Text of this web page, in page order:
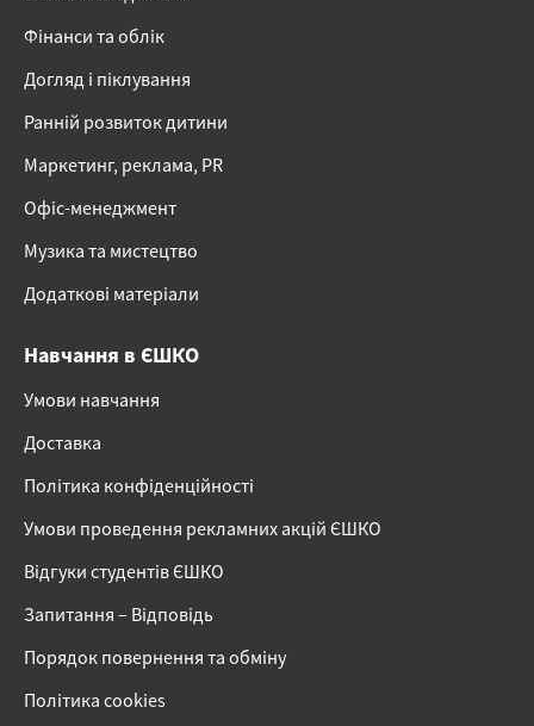
Фінанси та облік
Догляд і піклування
Ранній розвиток дитини
Маркетинг, реклама, PR
Офіс-менеджмент
Музика та мистецтво
Додаткові матеріали
Навчання в ЄШКО
Умови навчання
Доставка
Політика конфіденційності
Умови проведення рекламних акцій ЄШКО
Відгуки студентів ЄШКО
Запитання – Відповідь
Порядок повернення та обміну
Політика cookies